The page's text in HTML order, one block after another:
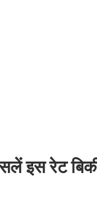
इस रेट